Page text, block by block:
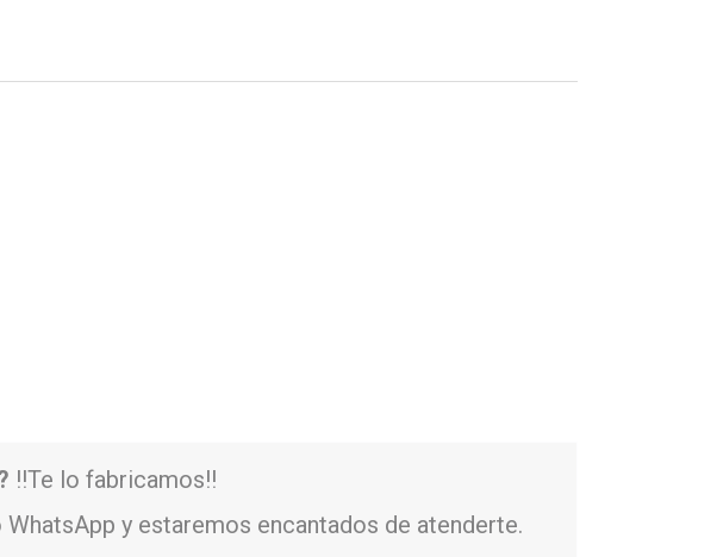
!!Te lo fabricamos!!
WhatsApp y estaremos encantados de atenderte.